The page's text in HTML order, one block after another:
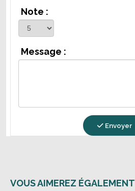
Note :
Message :
Envoyer
VOUS AIMEREZ ÉGALEMENT